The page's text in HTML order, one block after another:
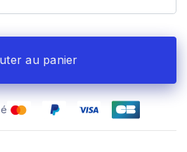
au panier